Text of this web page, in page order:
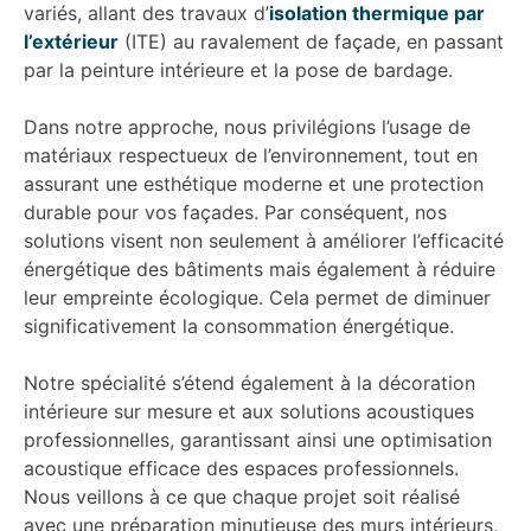
variés, allant des travaux d’isolation thermique par
l’extérieur (ITE) au ravalement de façade, en passant
par la peinture intérieure et la pose de bardage.
Dans notre approche, nous privilégions l’usage de
matériaux respectueux de l’environnement, tout en
assurant une esthétique moderne et une protection
durable pour vos façades. Par conséquent, nos
solutions visent non seulement à améliorer l’efficacité
énergétique des bâtiments mais également à réduire
leur empreinte écologique. Cela permet de diminuer
significativement la consommation énergétique.
Notre spécialité s’étend également à la décoration
intérieure sur mesure et aux solutions acoustiques
professionnelles, garantissant ainsi une optimisation
acoustique efficace des espaces professionnels.
Nous veillons à ce que chaque projet soit réalisé
avec une préparation minutieuse des murs intérieurs,